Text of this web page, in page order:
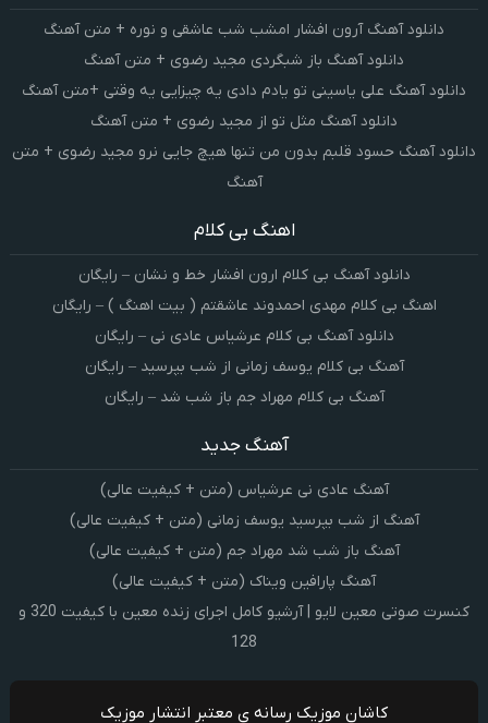
دانلود آهنگ آرون افشار امشب شب عاشقی و نوره + متن آهنگ
دانلود آهنگ باز شبگردی مجید رضوی + متن آهنگ
دانلود آهنگ علی یاسینی تو یادم دادی یه چیزایی یه وقتی +متن آهنگ
دانلود آهنگ مثل تو از مجید رضوی + متن آهنگ
دانلود آهنگ حسود قلبم بدون من تنها هیچ جایی نرو مجید رضوی + متن
آهنگ
اهنگ بی کلام
دانلود آهنگ بی کلام ارون افشار خط و نشان – رایگان
اهنگ بی کلام مهدی احمدوند عاشقتم ( بیت اهنگ ) – رایگان
دانلود آهنگ بی کلام عرشیاس عادی نی – رایگان
آهنگ بی کلام یوسف زمانی از شب بپرسید – رایگان
آهنگ بی کلام مهراد جم باز شب شد – رایگان
آهنگ جدید
آهنگ عادی نی عرشیاس (متن + کیفیت عالی)
آهنگ از شب بپرسید یوسف زمانی (متن + کیفیت عالی)
آهنگ باز شب شد مهراد جم (متن + کیفیت عالی)
آهنگ پارافین ویناک (متن + کیفیت عالی)
کنسرت صوتی معین لایو | آرشیو کامل اجرای زنده معین با کیفیت 320 و
128
کاشان موزیک رسانه ی معتبر انتشار موزیک